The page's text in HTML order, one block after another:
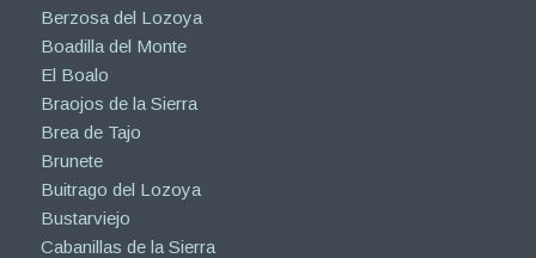
Berzosa del Lozoya
Boadilla del Monte
El Boalo
Braojos de la Sierra
Brea de Tajo
Brunete
Buitrago del Lozoya
Bustarviejo
Cabanillas de la Sierra